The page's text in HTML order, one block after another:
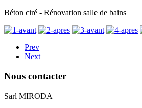
Béton ciré - Rénovation salle de bains
Prev
Next
Nous contacter
Sarl MIRODA